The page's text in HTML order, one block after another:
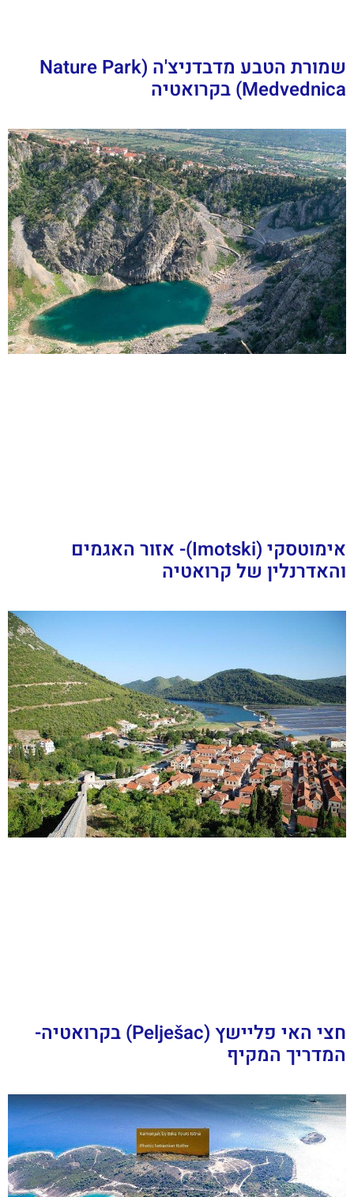
שמורת הטבע מדבדניצ'ה (Nature Park
Medvednica) בקרואטיה
אימוטסקי (Imotski)- אזור האגמים
והאדרנלין של קרואטיה
חצי האי פליישץ (Pelješac) בקרואטיה-
המדריך המקיף